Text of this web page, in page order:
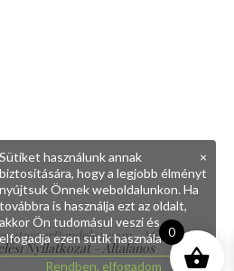
- Minden
Nyilatkozat-Általános
0
×
Sütiket használunk annak
biztosítására, hogy a legjobb élményt
nyújtsuk Önnek weboldalunkon. Ha
továbbra is használja ezt az oldalt,
akkor Ön tudomásul veszi és
elfogadja ezen sütik használatát.
Rendben, elfogadom